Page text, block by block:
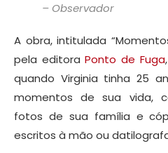
– Observador
A obra, intitulada
pela editoraPonto de Fuga
quando Virginia tinha 25
momentos de sua vida,
fotos de sua família e
escritos à mão ou